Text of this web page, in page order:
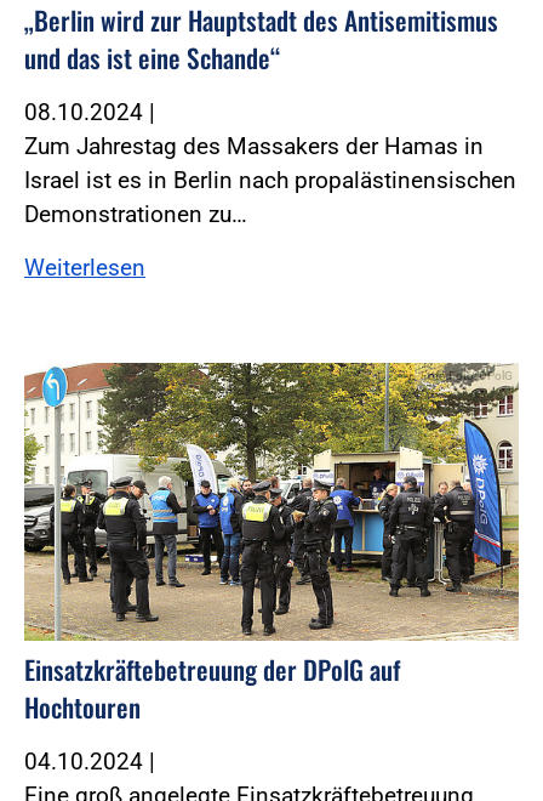
„Berlin wird zur Hauptstadt des Antisemitismus
und das ist eine Schande“
08.10.2024 |
Zum Jahrestag des Massakers der Hamas in
Israel ist es in Berlin nach propalästinensischen
Demonstrationen zu…
Weiterlesen
Foto:Foto: DPolG
Einsatzkräftebetreuung der DPolG auf
Hochtouren
04.10.2024 |